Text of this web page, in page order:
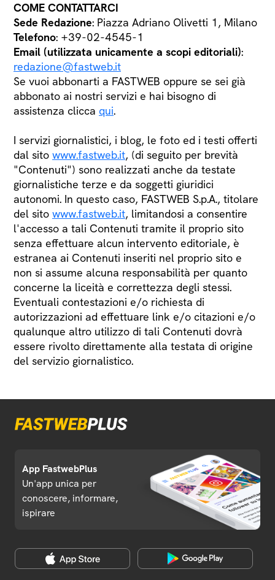
COME CONTATTARCI
Sede Redazione: Piazza Adriano Olivetti 1, Milano
Telefono: +39-02-4545-1
Email (utilizzata unicamente a scopi editoriali):
redazione@fastweb.it
Se vuoi abbonarti a FASTWEB oppure se sei già
abbonato ai nostri servizi e hai bisogno di
assistenza clicca qui.
I servizi giornalistici, i blog, le foto ed i testi offerti
dal sito www.fastweb.it, (di seguito per brevità
"Contenuti") sono realizzati anche da testate
giornalistiche terze e da soggetti giuridici
autonomi. In questo caso, FASTWEB S.p.A., titolare
del sito www.fastweb.it, limitandosi a consentire
l'accesso a tali Contenuti tramite il proprio sito
senza effettuare alcun intervento editoriale, è
estranea ai Contenuti inseriti nel proprio sito e
non si assume alcuna responsabilità per quanto
concerne la liceità e correttezza degli stessi.
Eventuali contestazioni e/o richiesta di
autorizzazioni ad effettuare link e/o citazioni e/o
qualunque altro utilizzo di tali Contenuti dovrà
essere rivolto direttamente alla testata di origine
del servizio giornalistico.
App FastwebPlus
Un'app unica per
conoscere, informare,
ispirare